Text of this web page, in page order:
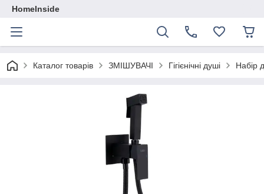
HomeInside
Каталог товарiв ЗМІШУВАЧІ Гігієнічні душі Набір